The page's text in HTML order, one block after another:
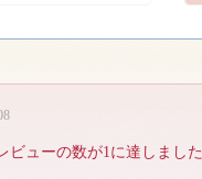
ューの数が1に達しまし